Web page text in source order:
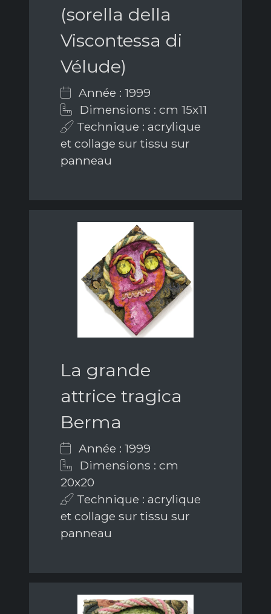
(sorella della
Viscontessa di
Vélude)
Année : 1999
Dimensions : cm 15x11
Technique : acrylique
et collage sur tissu sur
panneau
La grande
attrice tragica
Berma
Année : 1999
Dimensions : cm
20x20
Technique : acrylique
et collage sur tissu sur
panneau